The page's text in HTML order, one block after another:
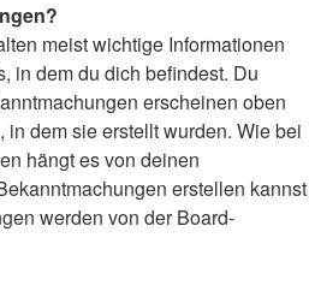
meist wichtige Informationen
in dem du dich befindest. Du
erscheinen oben
dem sie erstellt wurden. Wie bei
hängt es von deinen
erstellen kannst
werden von der Board-